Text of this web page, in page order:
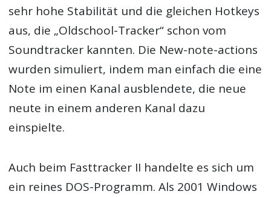
sehr hohe Stabilität und die gleichen Hotkeys
aus, die „Oldschool-Tracker“ schon vom
Soundtracker kannten. Die New-note-actions
wurden simuliert, indem man einfach die eine
Note im einen Kanal ausblendete, die neue
neute in einem anderen Kanal dazu
einspielte.
Auch beim Fasttracker II handelte es sich um
ein reines DOS-Programm. Als 2001 Windows